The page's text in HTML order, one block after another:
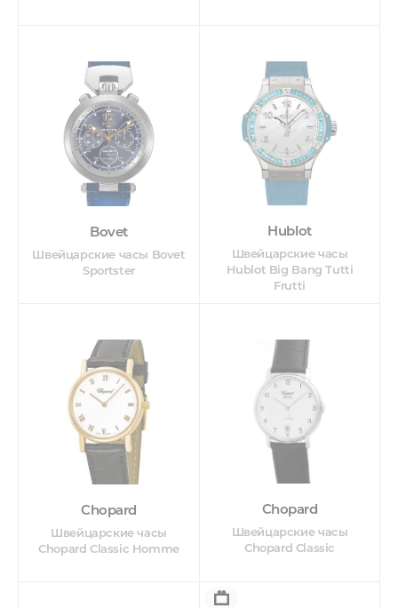
Bovet
Швейцарские часы Bovet
Sportster
Hublot
Швейцарские часы
Hublot Big Bang Tutti
Frutti
Chopard
Швейцарские часы
Chopard Classic Homme
Chopard
Швейцарские часы
Chopard Classic